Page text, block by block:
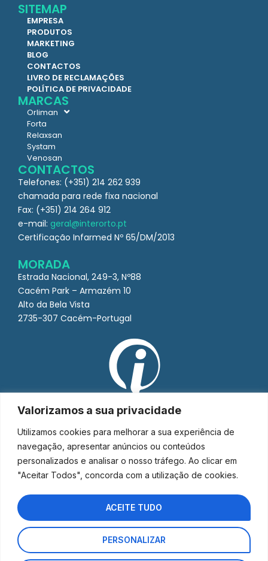
Valorizamos a sua privacidade
Utilizamos cookies para melhorar a sua experiência de
navegação, apresentar anúncios ou conteúdos
personalizados e analisar o nosso tráfego. Ao clicar em
"Aceitar Todos", concorda com a utilização de cookies.
PERSONALIZAR
ACEITE TUDO
SITEMAP
EMPRESA
PRODUTOS
MARKETING
BLOG
CONTACTOS
LIVRO DE RECLAMAÇÕES
POLÍTICA DE PRIVACIDADE
MARCAS
Orliman
Forta
Relaxsan
Systam
Venosan
CONTACTOS
Telefones: (+351) 214 262 939
chamada para rede fixa nacional
Fax: (+351) 214 264 912
e-mail: geral@interorto.pt
Certificação Infarmed Nº 65/DM/2013
MORADA
Estrada Nacional, 249-3, Nº88
Cacém Park – Armazém 10
Alto da Bela Vista
2735-307 Cacém-Portugal
Interorto © 2026 - Todos os direitos reservados.